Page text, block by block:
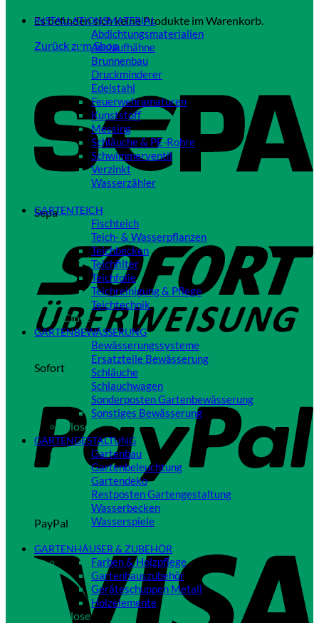
Es befinden sich keine Produkte im Warenkorb.
Zurück zum Shop
Sepa
Sofort
PayPal
INSTALLATIONSMATERIAL
Abdichtungsmaterialien
Auslaufhähne
Brunnenbau
Druckminderer
Edelstahl
Feuerwehramaturen
Kunststoff
Messing
Schläuche & PE-Rohre
Schwimmerventil
Verzinkt
Wasserzähler
GARTENTEICH
Fischteich
Teich- & Wasserpflanzen
Teichbecken
Teichfilter
Teichfolie
Teichreinigung & Pflege
Teichtechnik
Close
GARTENBEWÄSSERUNG
Bewässerungssysteme
Ersatzteile Bewässerung
Schläuche
Schlauchwagen
Sonderposten Gartenbewässerung
Sonstiges Bewässerung
Close
GARTENGESTALTUNG
Gartenbau
Gartenbeleuchtung
Gartendeko
Restposten Gartengestaltung
Wasserbecken
Wasserspiele
GARTENHÄUSER & ZUBEHÖR
Farben & Holzpflege
Gartenhauszubehör
Geräteschuppen Metall
Holzelemente
Close